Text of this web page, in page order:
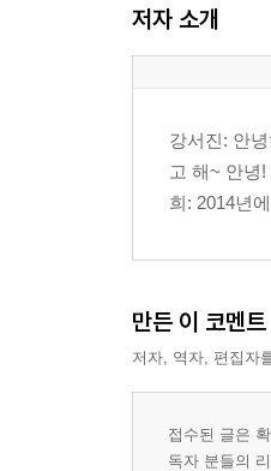
저자 소개
강서진: 안
고 해~ 안녕
희: 2014년
만든 이 코멘트
저자, 역자, 편집자
접수된 글은
독자 분들의